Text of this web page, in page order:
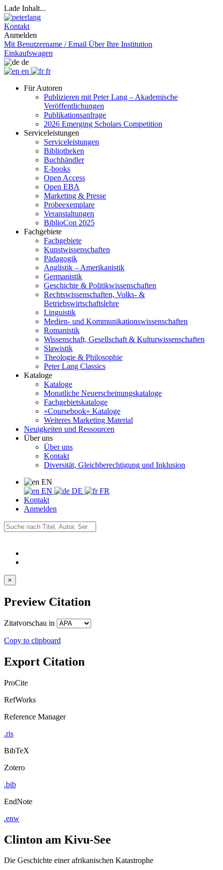
Lade Inhalt...
Kontakt
Anmelden
Mit Benutzername / Email Über Ihre Institution
Einkaufswagen
de
en
fr
Für Autoren
Publizieren mit Peter Lang – Akademische
Veröffentlichungen
Publikationsanfrage
2026 Emerging Scholars Competition
Serviceleistungen
Serviceleistungen
Bibliotheken
Buchhändler
E-books
Open Access
Open EBA
Marketing & Presse
Probeexemplare
Veranstaltungen
BiblioCon 2025
Fachgebiete
Fachgebiete
Kunstwissenschaften
Pädagogik
Anglistik – Amerikanistik
Germanistik
Geschichte & Politikwissenschaften
Rechtswissenschaften, Volks- &
Betriebswirtschaftslehre
Linguistik
Medien- und Kommunikationswissenschaften
Romanistik
Wissenschaft, Gesellschaft & Kulturwissenschaften
Slawistik
Theologie & Philosophie
Peter Lang Classics
Kataloge
Kataloge
Monatliche Neuerscheinungskataloge
Fachgebietskataloge
«Coursebook» Kataloge
Weiteres Marketing Material
Neuigkeiten und Ressourcen
Über uns
Über uns
Kontakt
Diversität, Gleichberechtigung und Inklusion
EN
EN
DE
FR
Kontakt
Anmelden
×
Preview Citation
Zitatvorschau in
Copy to clipboard
Export Citation
ProCite
RefWorks
Reference Manager
.ris
BibTeX
Zotero
.bib
EndNote
.enw
Clinton am Kivu-See
Die Geschichte einer afrikanischen Katastrophe